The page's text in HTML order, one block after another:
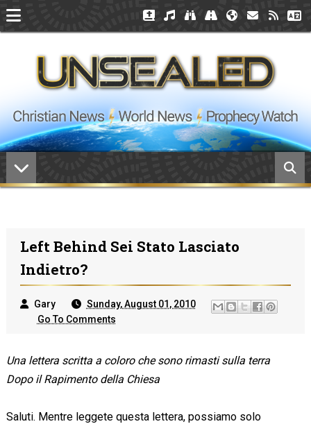
Left Behind Sei Stato Lasciato
Indietro?
Gary
Sunday, August 01, 2010
Go To Comments
Una lettera scritta a coloro che sono rimasti sulla terra
Dopo il Rapimento della Chiesa
Saluti. Mentre leggete questa lettera, possiamo solo